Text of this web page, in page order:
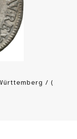
/ (